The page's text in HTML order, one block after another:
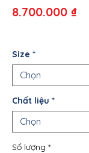
8.700.000 ₫Giá
Size *
Chọn
Chất liệu *
Chọn
Số lượng *